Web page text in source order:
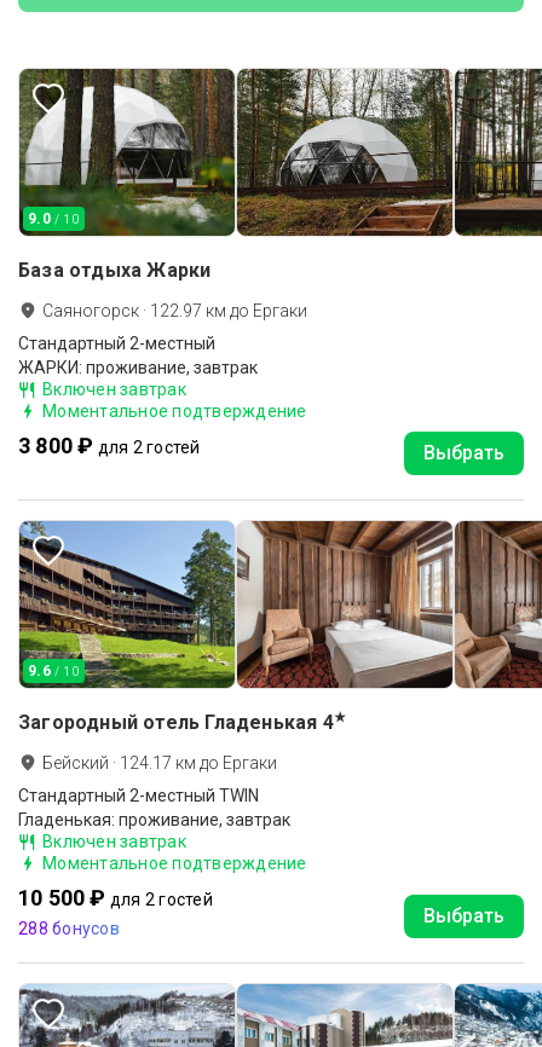
9.0 / 10
База отдыха Жарки
Саяногорск · 122.97 км до Ергаки
Стандартный 2-местный
ЖАРКИ: проживание, завтрак
Включен завтрак
Моментальное подтверждение
3 800 ₽ для 2 гостей Выбрать
9.6 / 10
Загородный отель Гладенькая 4★
Бейский · 124.17 км до Ергаки
Стандартный 2-местный TWIN
Гладенькая: проживание, завтрак
Включен завтрак
Моментальное подтверждение
10 500 ₽ для 2 гостей
288 бонусов
Выбрать